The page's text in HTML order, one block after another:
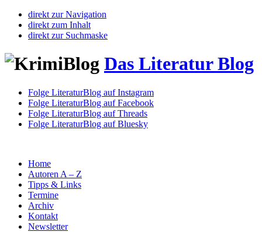
direkt zur Navigation
direkt zum Inhalt
direkt zur Suchmaske
Das Literatur Blog
Folge LiteraturBlog auf Instagram
Folge LiteraturBlog auf Facebook
Folge LiteraturBlog auf Threads
Folge LiteraturBlog auf Bluesky
Home
Autoren A – Z
Tipps & Links
Termine
Archiv
Kontakt
Newsletter